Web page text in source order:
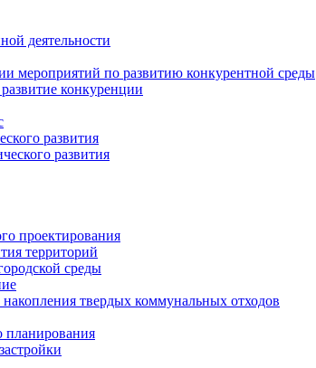
деятельности
мероприятий по развитию конкурентной среды
конкуренции
развития
развития
проектирования
территорий
среды
твердых коммунальных отходов
планирования